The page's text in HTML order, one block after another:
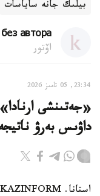
بيلىك جانە ساياسات
без автора
اۆتور
23:34, 05 تامىز 2026
«جەتىنشى ارنادا»
داۋىس بەرۋ